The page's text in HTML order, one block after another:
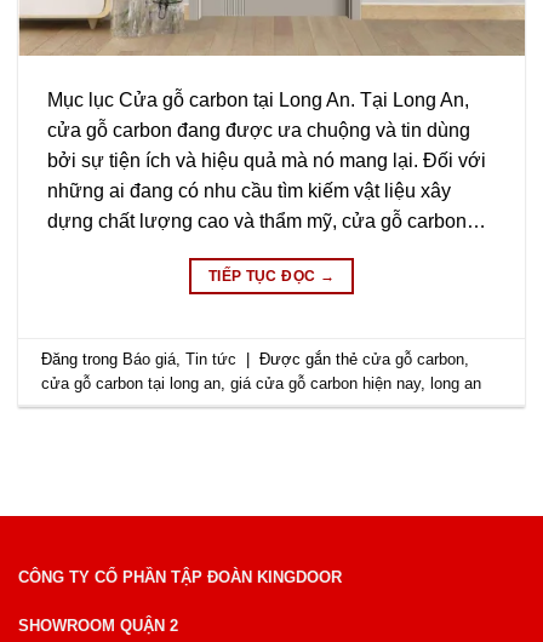
Mục lục Cửa gỗ carbon tại Long An. Tại Long An,
cửa gỗ carbon đang được ưa chuộng và tin dùng
bởi sự tiện ích và hiệu quả mà nó mang lại. Đối với
những ai đang có nhu cầu tìm kiếm vật liệu xây
dựng chất lượng cao và thẩm mỹ, cửa gỗ carbon…
TIẾP TỤC ĐỌC →
Đăng trong Báo giá ,Tin tức | Được gắn thẻcửa gỗ carbon
cửa gỗ carbon tại long an ,giá cửa gỗ carbon hiện nay,long an
CÔNG TY CỔ PHẦN TẬP ĐOÀN KINGDOOR
SHOWROOM QUẬN 2